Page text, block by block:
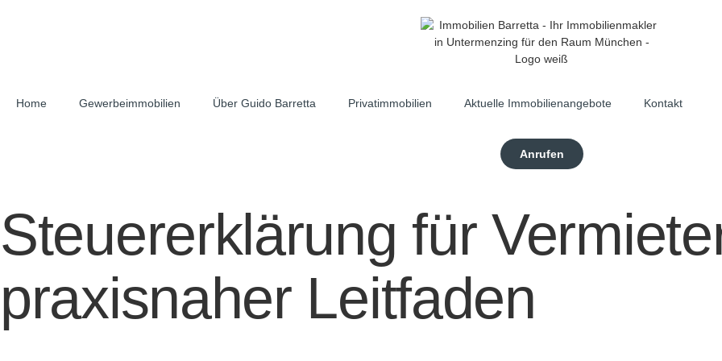
Home Gewerbeimmobilien Über Guido Barretta Privatimmobilien Aktuelle Immobilienangebote Kontakt
Anrufen
Steuererklärung für
praxisnaher Leitfaden